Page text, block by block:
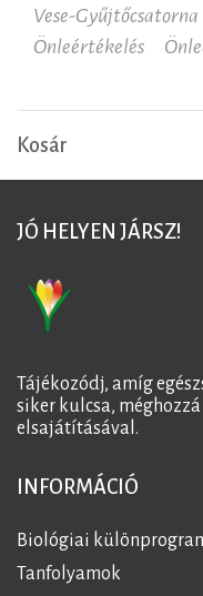
Vese-Gyűjtőcsatorna
Önleértékelés
Kosár
JÓ HELYEN JÁRSZ!
Tájékozódj, amíg
siker kulcsa,
elsajátításával.
INFORMÁCIÓ
Biológiai
Tanfolyamok